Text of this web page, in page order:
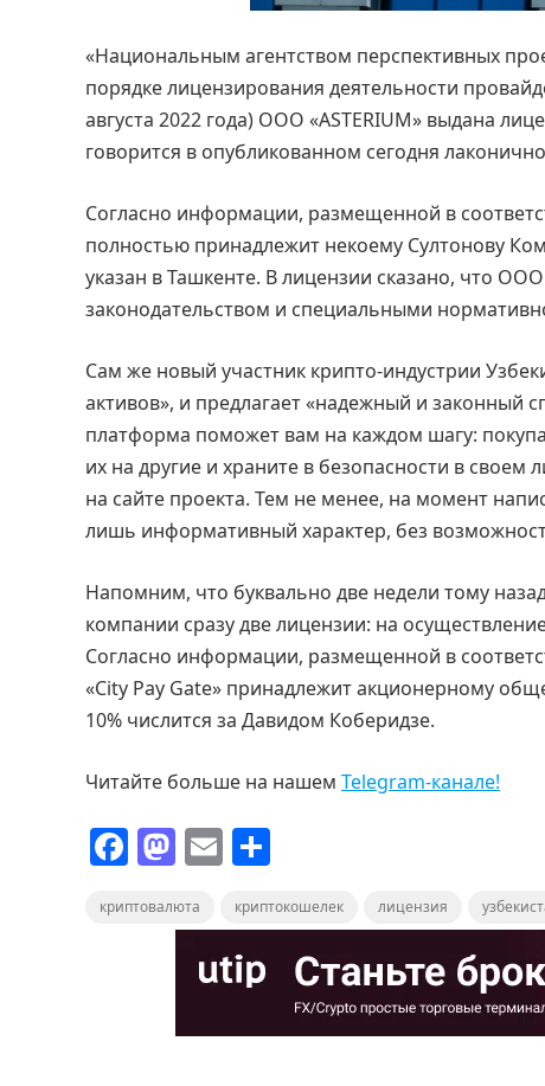
«Национальным агентством перспективных
порядке лицензирования деятельности
августа 2022 года) ООО «ASTERIUM» выдана
говорится в опубликованном сегодня
Согласно информации, размещенной в
полностью принадлежит некоему Султонову
указан в Ташкенте. В лицензии сказано, что
законодательством и специальными
Сам же новый участник крипто-индустрии
активов», и предлагает «надежный и законный
платформа поможет вам на каждом шагу:
их на другие и храните в безопасности в
на сайте проекта. Тем не менее, на момент
лишь информативный характер, без
Напомним, что буквально две недели тому
компании сразу две лицензии: на
Согласно информации, размещенной в
«City Pay Gate» принадлежит акционерному
10% числится за Давидом Коберидзе.
Читайте больше на нашем Telegram-канале!
F
c
M
st
o
E
ai
l
п
в
криптовалюта криптокошелек лицензия